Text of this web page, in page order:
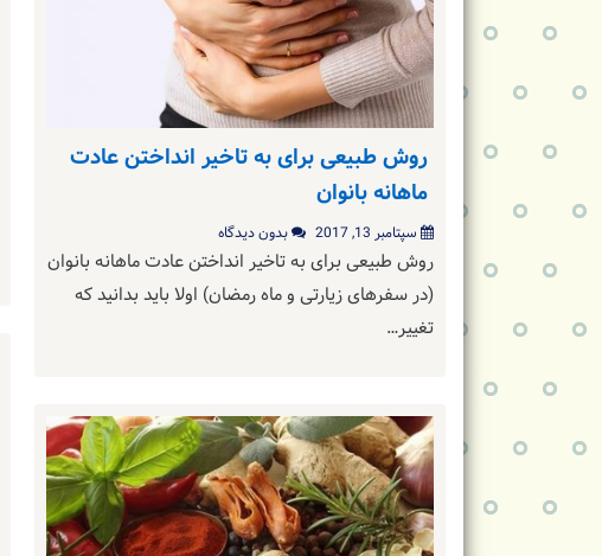
روش طبیعی برای به تاخیر انداختن عادت
ماهانه بانوان
سپتامبر 13, 2017 بدون دیدگاه
روش طبیعی برای به تاخیر انداختن عادت ماهانه بانوان
(در سفرهای زیارتی و ماه رمضان) اولا باید بدانید که
تغییر…